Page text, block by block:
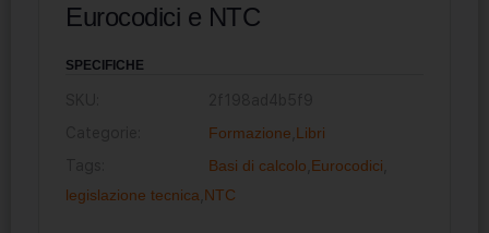
Eurocodici e NTC
SPECIFICHE
Formazione Libri
Basi di calcolo Eurocodici
legislazione tecnica NTC